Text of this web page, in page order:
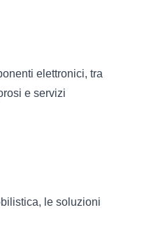
elettronici, tra
e servizi
le soluzioni